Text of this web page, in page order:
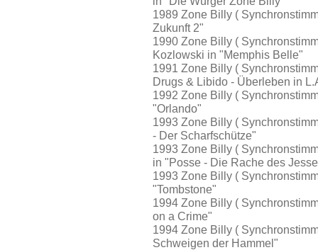
1989 Zone Billy (
Zukunft 2"
1990 Zone Billy (
Kozlowski in "Memphis Belle"
1991 Zone Billy (
Drugs & Libido - Überleben in
1992 Zone Billy (
"Orlando"
1993 Zone Billy (
- Der Scharfschütze"
1993 Zone Billy (
in "Posse - Die Rache des
1993 Zone Billy (
"Tombstone"
1994 Zone Billy (
on a Crime"
1994 Zone Billy (
Schweigen der Hammel"